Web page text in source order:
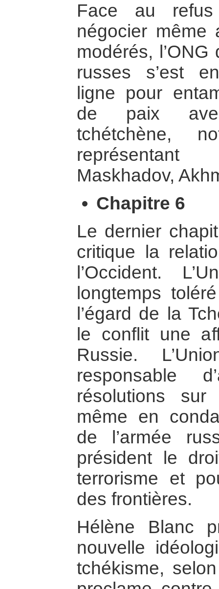
Face au
négocier même
modérés,
russes s’est
ligne pour
de paix
tchétchène,
représentant
Maskhadov,
Chapitre 6
Le dernier
critique la
l’Occident.
longtemps
l’égard de la
le conflit une
Russie.
responsable
résolutions
même en
de l’armée
président le
terrorisme et
des frontières.
Hélène Blanc
nouvelle
tchékisme,